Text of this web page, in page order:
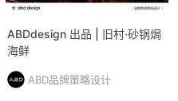
ABDdesign 出品 | 旧村·砂锅焗
海鲜
ABD品牌策略设计